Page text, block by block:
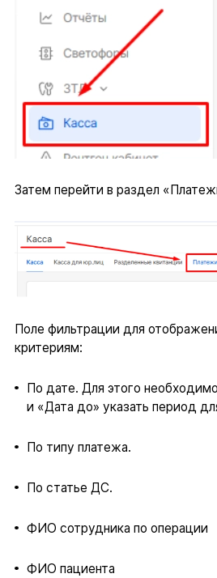
Затем перейти в раздел
Поле фильтрации для
критериям:
По дате. Для этого
и «Дата до» указать период
По типу платежа.
По статье ДС.
ФИО сотрудника по операции
ФИО пациента